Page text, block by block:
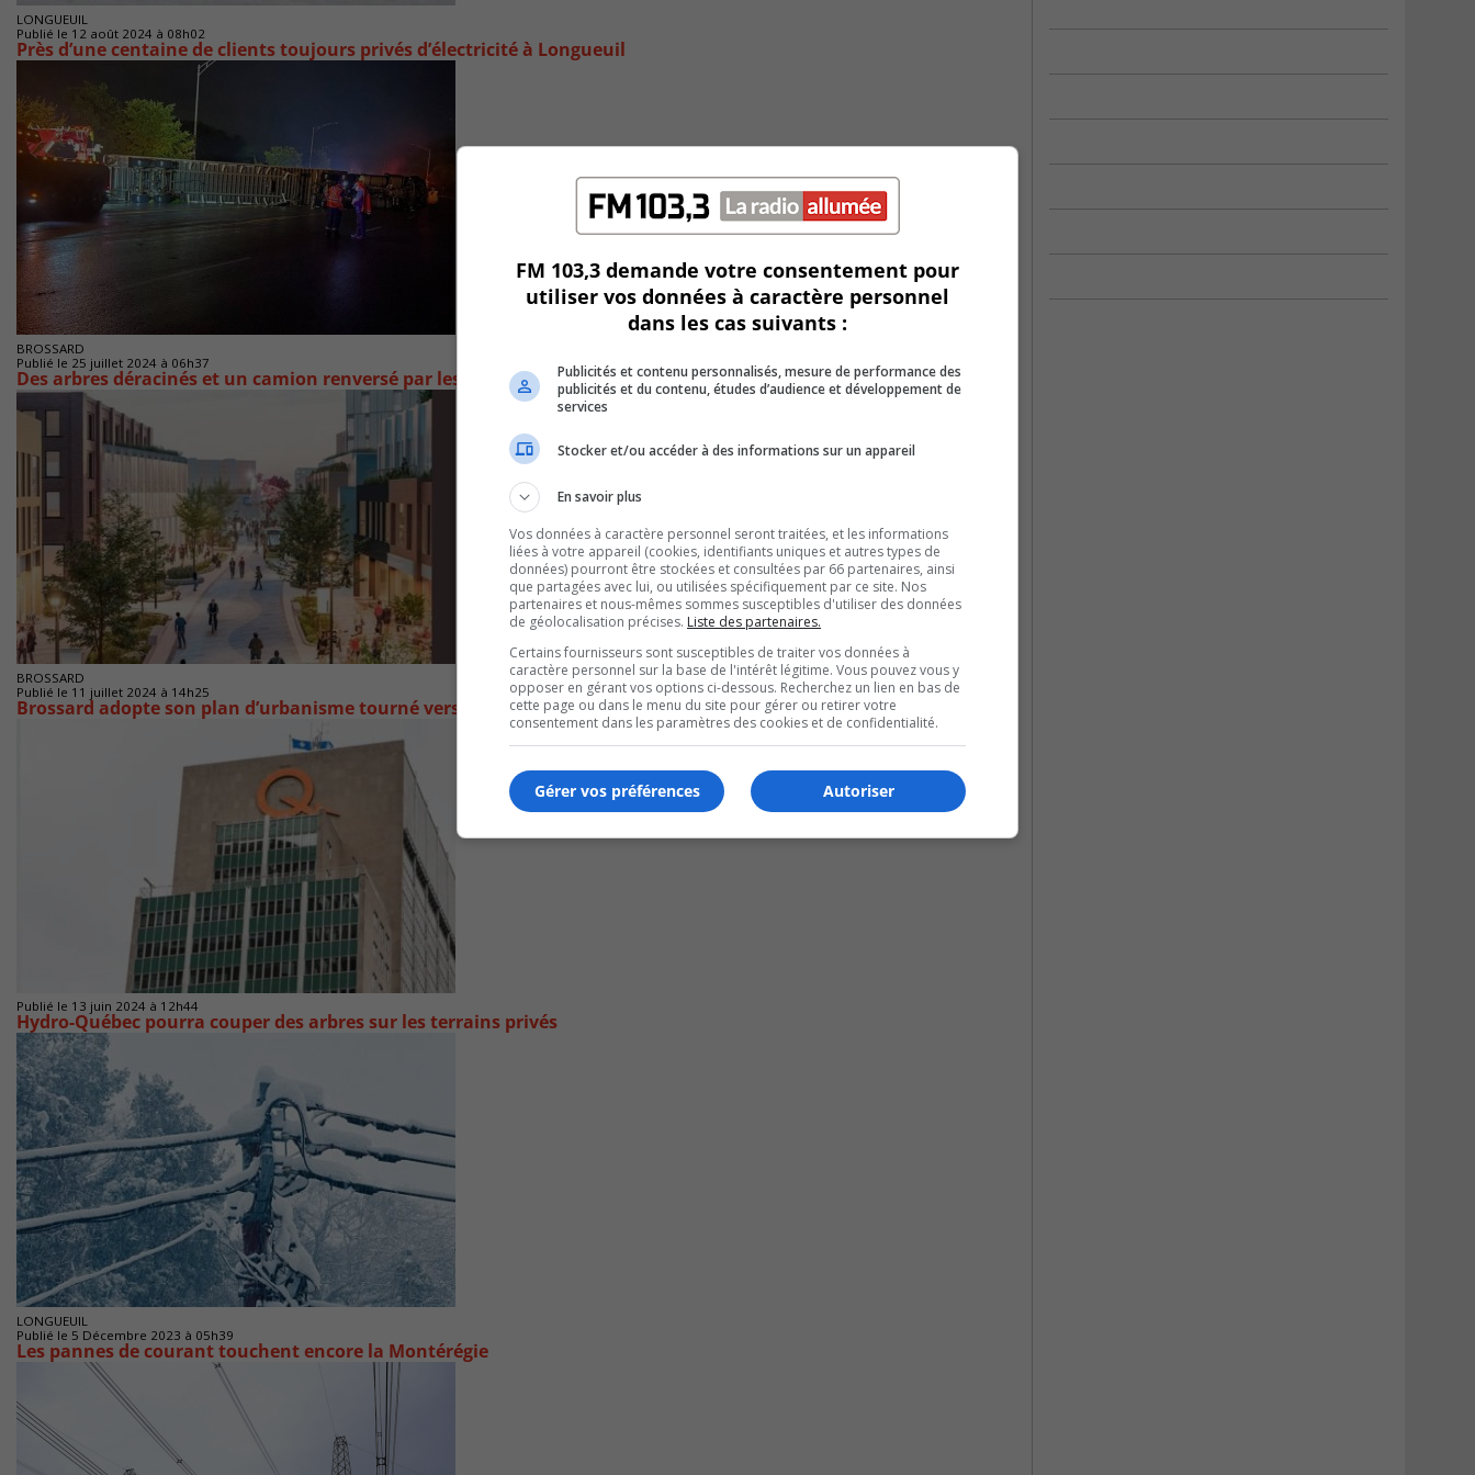
LONGUEUIL
Publié le 12 août 2024 à 08h02
Près d’une centaine de clients toujours privés d’électricité à Longueuil
BROSSARD
Publié le 25 juillet 2024 à 06h37
Des arbres déracinés et un camion renversé par les vents à Brossard
BROSSARD
Publié le 11 juillet 2024 à 14h25
Brossard adopte son plan d’urbanisme tourné vers l’avenir
Publié le 13 juin 2024 à 12h44
Hydro-Québec pourra couper des arbres sur les terrains privés
LONGUEUIL
Publié le 5 Décembre 2023 à 05h39
Les pannes de courant touchent encore la Montérégie
FM 103,3 demande votre consentement pour
utiliser vos données à caractère personnel
dans les cas suivants :
Publicités et contenu personnalisés, mesure de performance des
publicités et du contenu, études d’audience et développement de
services
Stocker et/ou accéder à des informations sur un appareil
En savoir plus
Vos données à caractère personnel seront traitées, et les informations
liées à votre appareil (cookies, identifiants uniques et autres types de
données) pourront être stockées et consultées par 66 partenaires, ainsi
que partagées avec lui, ou utilisées spécifiquement par ce site. Nos
partenaires et nous-mêmes sommes susceptibles d'utiliser des données
de géolocalisation précises. Liste des partenaires.
Certains fournisseurs sont susceptibles de traiter vos données à
caractère personnel sur la base de l'intérêt légitime. Vous pouvez vous y
opposer en gérant vos options ci-dessous. Recherchez un lien en bas de
cette page ou dans le menu du site pour gérer ou retirer votre
consentement dans les paramètres des cookies et de confidentialité.
Autoriser
Gérer vos préférences